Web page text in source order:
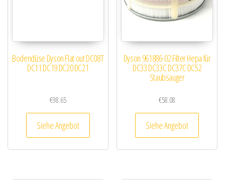
Bodendüse Dyson Flat out DC08T
DC11 DC19 DC20 DC21
€98.65
Siehe Angebot
Dyson 961886-02 Filter Hepa für
DC33 DC33C DC37C DC52
Staubsauger
€58.08
Siehe Angebot